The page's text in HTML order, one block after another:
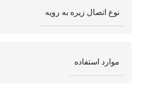
نوع اتصال زیره به رویه
موارد استفاده